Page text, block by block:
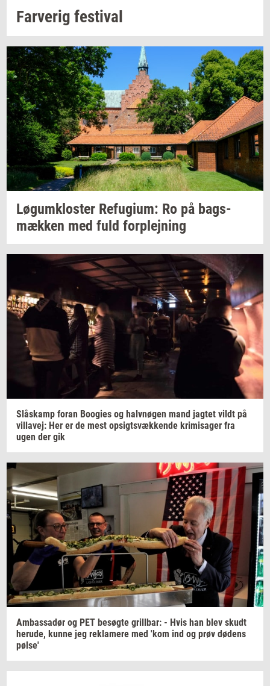
Far­ve­rig festi­val
Løgum­klo­ster Re­fu­gi­um: Ro på bags­
mæk­ken med fuld for­plej­ning
Slå­skamp foran Boo­gies og halv­nø­gen mand jag­tet vildt på
vil­la­vej: Her er de mest op­sigtsvæk­ken­de kri­misa­ger fra
ugen der gik
Am­bas­sa­dør og PET be­søg­te gril­l­bar: - Hvis han blev skudt
her­u­de, kunne jeg re­k­la­me­re med 'kom ind og prøv dø­de­ns
pølse'